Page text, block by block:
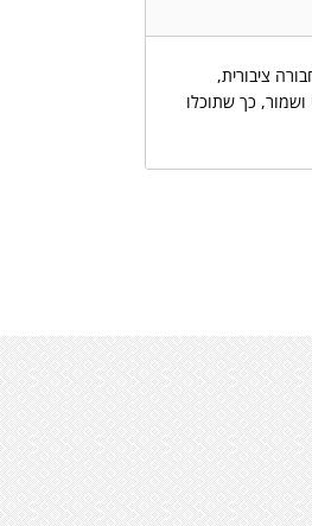
ציבורית,
: הדירה במצב בסיסי ושמור, כך שתוכלו